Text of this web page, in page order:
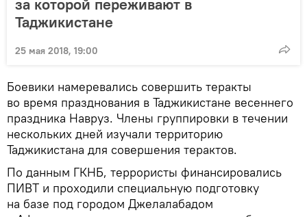
за которой переживают в
Таджикистане
25 мая 2018, 19:00
Боевики намеревались совершить теракты
во время празднования в Таджикистане весеннего
праздника Навруз. Члены группировки в течении
нескольких дней изучали территорию
Таджикистана для совершения терактов.
По данным ГКНБ, террористы финансировались
ПИВТ и проходили специальную подготовку
на базе под городом Джелалабадом